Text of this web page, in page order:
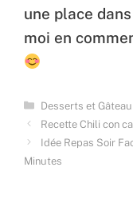
une place
moi en
Categories
Desserts et Gâteau
Recette Chili con
Idée Repas Soir
Minutes